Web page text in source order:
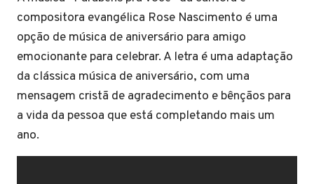
compositora evangélica Rose Nascimento é uma
opção de música de aniversário para amigo
emocionante para celebrar. A letra é uma adaptação
da clássica música de aniversário, com uma
mensagem cristã de agradecimento e bênçãos para
a vida da pessoa que está completando mais um
ano.